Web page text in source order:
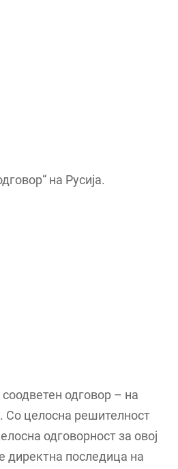
на Русија.
одговор – на
Со целосна решителност
одговорност за овој
директна последица на